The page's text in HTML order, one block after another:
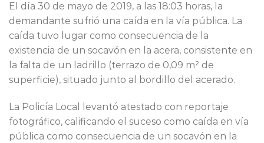
El día 30 de mayo de 2019, a las 18:03 horas, la
demandante sufrió una caída en la vía pública. La
caída tuvo lugar como consecuencia de la
existencia de un socavón en la acera, consistente en
la falta de un ladrillo (terrazo de 0,09 m² de
superficie), situado junto al bordillo del acerado.
La Policía Local levantó atestado con reportaje
fotográfico, calificando el suceso como caída en vía
pública como consecuencia de un socavón en la